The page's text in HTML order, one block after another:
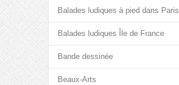
Balades ludiques à pied dans Paris
Balades ludiques Île de France
Bande dessinée
Beaux-Arts